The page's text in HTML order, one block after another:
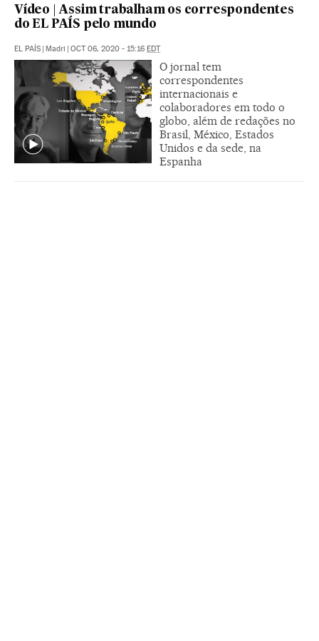
Vídeo | Assim trabalham os correspondentes
do EL PAÍS pelo mundo
EL PAÍS | Madri | OCT 06, 2020 - 15:16 EDT
O jornal tem
correspondentes
internacionais e
colaboradores em todo o
globo, além de redações no
Brasil, México, Estados
Unidos e da sede, na
Espanha